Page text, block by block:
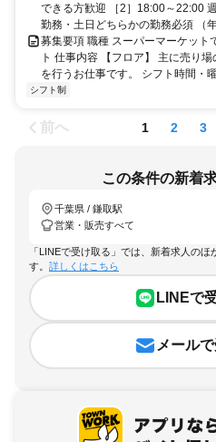
できる方歓迎 ［2］18:00～22:00
勤務・土日どちらかの勤務必須 （
募集要項 職種 スーパーマーケット
ト 仕事内容 【フロア】 主に売り
を行うお仕事です。 シフト時間・
シフト制
前へ 1 2 3
この条件の新着
千葉県 / 鎌取駅
営業・販売すべて
「LINEで受け取る」では、新着求人の
す。 詳しくはこちら
LINEで
メール